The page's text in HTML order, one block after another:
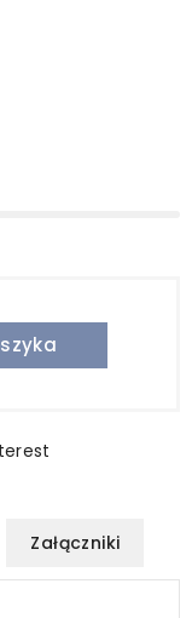
Załączniki